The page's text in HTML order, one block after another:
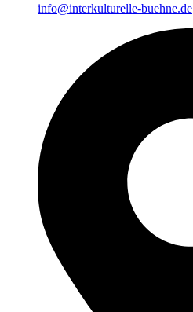
info@interkulturelle-buehne.de